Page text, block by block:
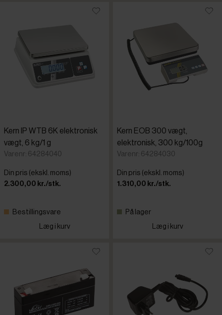
Kern IP WTB 6K elektronisk
vægt, 6 kg/1 g
Varenr: 64284040
Din pris (ekskl. moms)
2.300,00 kr./stk.
Bestillingsvare
Læg i kurv
Kern EOB 300 vægt,
elektronisk, 300 kg/100g
Varenr: 64284030
Din pris (ekskl. moms)
1.310,00 kr./stk.
På lager
Læg i kurv